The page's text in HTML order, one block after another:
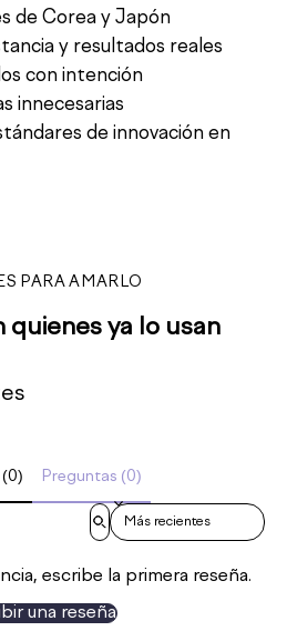
de Corea y Japón
y resultados reales
con intención
innecesarias
de innovación en
PARA AMARLO
quienes ya lo usan
(0) Preguntas (0)
Sort reviews by
escribe la primera reseña.
una reseña